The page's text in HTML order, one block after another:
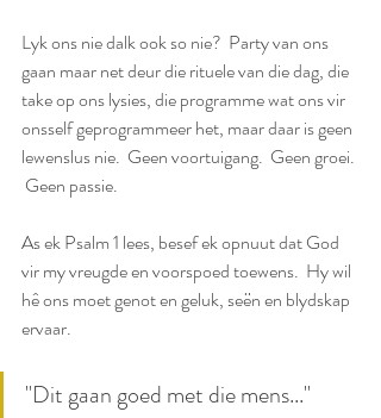
Lyk ons nie dalk ook so nie?  Party van ons
gaan maar net deur die rituele van die dag, die
take op ons lysies, die programme wat ons vir
onsself geprogrammeer het, maar daar is geen
lewenslus nie.  Geen voortuigang.  Geen groei.
Geen passie.
As ek Psalm 1 lees, besef ek opnuut dat God
vir my vreugde en voorspoed toewens.  Hy wil
hê ons moet genot en geluk, seën en blydskap
ervaar.
"Dit gaan goed met die mens..."